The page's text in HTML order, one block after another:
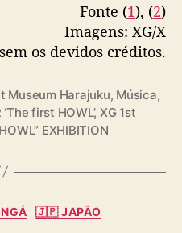
Fonte (1), (2)
Imagens: XG/X
os devidos créditos.
Museum Harajuku, Música,
first HOWL’, XG 1st
EXHIBITION
C
🇯🇵 JAPÃO